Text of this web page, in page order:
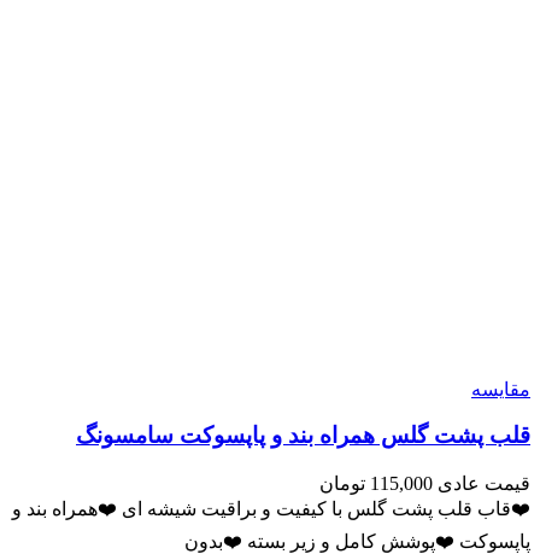
مقايسه
قلب پشت گلس همراه بند و پاپسوکت سامسونگ
قیمت عادی 115,000 تومان
❤️قاب قلب پشت گلس با کیفیت و براقیت شیشه ای ❤️همراه بند و
پاپسوکت ❤️پوشش کامل و زیر بسته ❤️بدون